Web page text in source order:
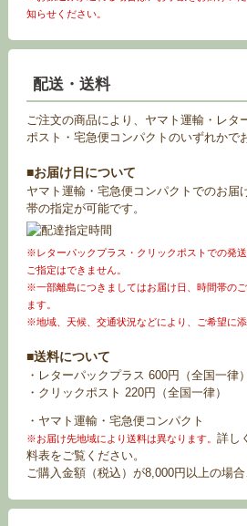
知らせください。
配送・送料
ご注文の商品により、ヤマト運輸・レタ
ポスト・宅急便コンパクトのいずれかで
■お届け日について
ヤマト運輸・宅急便コンパクトでのお届
帯の指定が可能です。
※レターパックプラス・クリックポストでの発
ご指定はできません。
※一部離島につきましてはお届け日、時間帯の
ます。
※地域、天候、交通状況などにより、ご希望に添
■送料について
・レターパックプラス 600円（全国一律）
・クリックポスト 220円（全国一律）
・ヤマト運輸・宅急便コンパクト
※お届け先地域により送料は異なります。 詳し
料表をご覧ください。
ご購入金額（税込）が8,000円以上の場合